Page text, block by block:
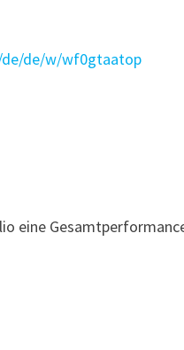
de/w/wf0gtaatop
eine